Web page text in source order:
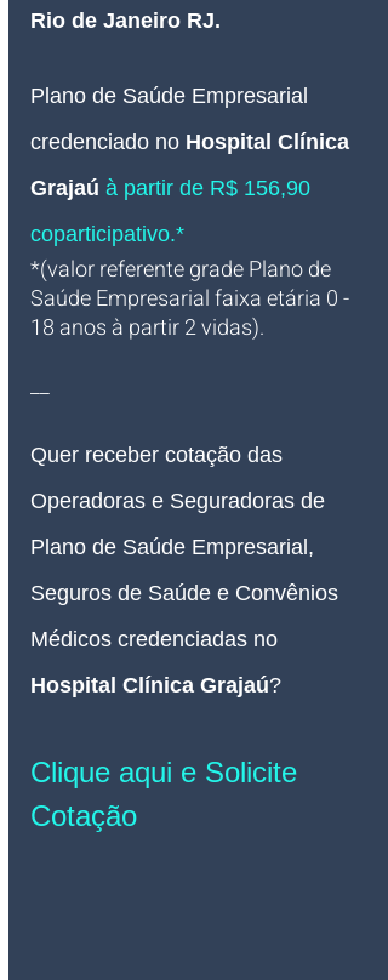
Rio de Janeiro RJ.
Plano de Saúde Empresarial
credenciado no Hospital Clínica
Grajaú à partir de R$ 156,90
coparticipativo.*
*(valor referente grade Plano de
Saúde Empresarial faixa etária 0 -
18 anos à partir 2 vidas).
__
Quer receber cotação das
Operadoras e Seguradoras de
Plano de Saúde Empresarial,
Seguros de Saúde e Convênios
Médicos credenciadas no
Hospital Clínica Grajaú?
Clique aqui e Solicite
Cotação